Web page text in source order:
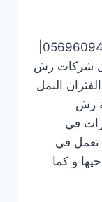
شركات رش
النمل
رش
في
تعمل في
و كما